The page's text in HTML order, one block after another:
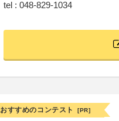
tel : 048-829-1034
おすすめのコンテスト [PR]